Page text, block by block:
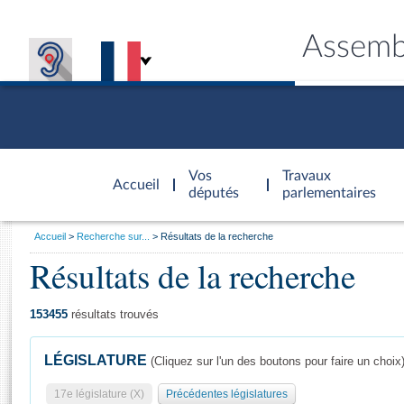
Accueil
d'accueil
Vos
députés
Travaux
parlementaires
Général
Vous
Accueil Recherche sur... Résultats de la recherche
Résultats de la recherche
153455 résultats trouvés
LÉGISLATURE (Cliquez sur l'un des boutons pour faire un choix)
17e législature (X) Précédentes législatures